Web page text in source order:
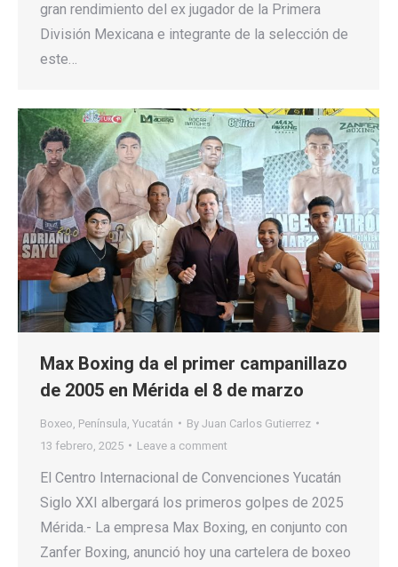
gran rendimiento del ex jugador de la Primera
División Mexicana e integrante de la selección de
este…
Max Boxing da el primer campanillazo
de 2005 en Mérida el 8 de marzo
Boxeo Península Yucatán By Juan Carlos Gutierrez
13 febrero, 2025
Leave a comment
El Centro Internacional de Convenciones Yucatán
Siglo XXI albergará los primeros golpes de 2025
Mérida.- La empresa Max Boxing, en conjunto con
Zanfer Boxing, anunció hoy una cartelera de boxeo